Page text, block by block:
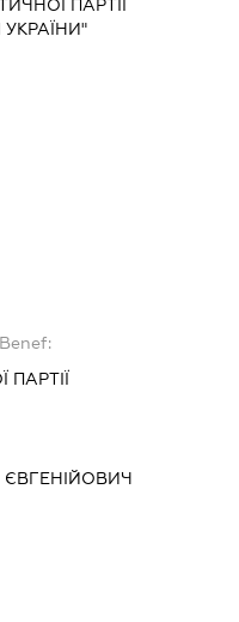
ПАРТІЇ
УКРАЇНИ"